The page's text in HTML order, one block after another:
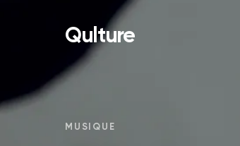
Qulture
MUSIQUE